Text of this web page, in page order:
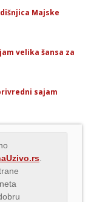
Majske
velika šansa za
sajam